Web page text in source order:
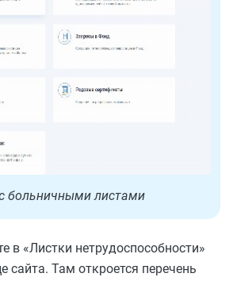
больничными листами
в «Листки нетрудоспособности»
сайта. Там откроется перечень